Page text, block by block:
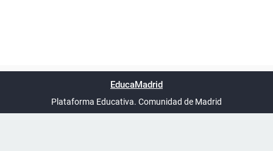
UTC+02:00
phpBB España
EducaMadrid
Plataforma Educativa. Comunidad de Madrid